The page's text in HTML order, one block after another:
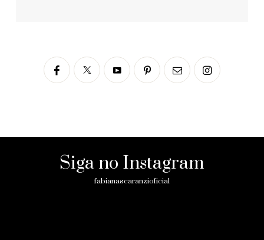
Siga no Instagram
fabianascaranzioficial